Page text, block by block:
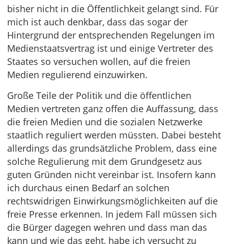
bisher nicht in die Öffentlichkeit gelangt sind. Für
mich ist auch denkbar, dass das sogar der
Hintergrund der entsprechenden Regelungen im
Medienstaatsvertrag ist und einige Vertreter des
Staates so versuchen wollen, auf die freien
Medien regulierend einzuwirken.
Große Teile der Politik und die öffentlichen
Medien vertreten ganz offen die Auffassung, dass
die freien Medien und die sozialen Netzwerke
staatlich reguliert werden müssten. Dabei besteht
allerdings das grundsätzliche Problem, dass eine
solche Regulierung mit dem Grundgesetz aus
guten Gründen nicht vereinbar ist. Insofern kann
ich durchaus einen Bedarf an solchen
rechtswidrigen Einwirkungsmöglichkeiten auf die
freie Presse erkennen. In jedem Fall müssen sich
die Bürger dagegen wehren und dass man das
kann und wie das geht, habe ich versucht zu